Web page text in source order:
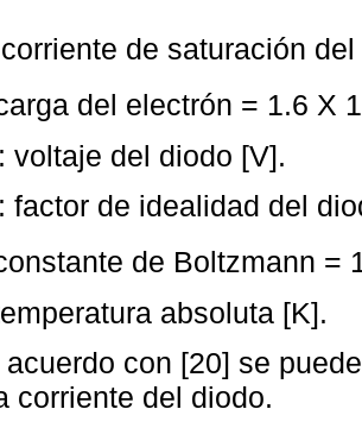
de saturación
del electrón = 1.6 X
voltaje del diodo [V].
factor de idealidad del
de Boltzmann =
absoluta [K].
acuerdo con [20] se
corriente del diodo.